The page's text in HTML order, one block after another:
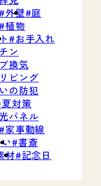
外壁 庭
植物
お手入れ
ン
換気
リビング
の防犯
夏対策
パネル
家事動線
書斎
材 記念日